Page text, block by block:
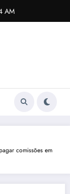
AM
comissões em